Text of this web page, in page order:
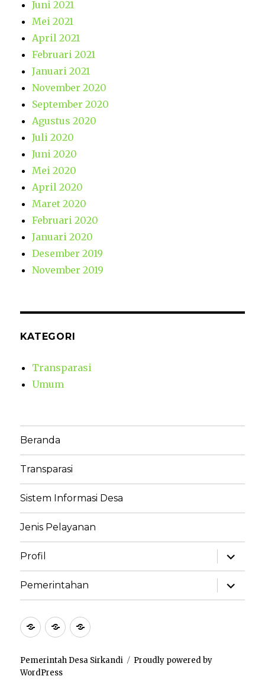
Juni 2021
Mei 2021
April 2021
Februari 2021
Januari 2021
November 2020
September 2020
Agustus 2020
Juli 2020
Juni 2020
Mei 2020
April 2020
Maret 2020
Februari 2020
Januari 2020
Desember 2019
November 2019
KATEGORI
Transparasi
Umum
Beranda
Transparasi
Sistem Informasi Desa
Jenis Pelayanan
Profil
Pemerintahan
Pemerintah Desa Sirkandi
Proudly powered by
WordPress